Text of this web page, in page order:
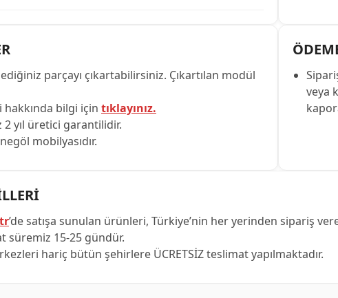
parçayı çıkartabilirsiniz. Çıkartılan modül
bilgi için tıklayınız.
yıl üretici garantilidir.
mobilyasıdır.
veya
’de satışa sunulan ürünleri, Türkiye’nin her yerinden sipariş
süremiz 15-25 gündür.
hariç bütün şehirlere ÜCRETSİZ teslimat yapılmaktadır.